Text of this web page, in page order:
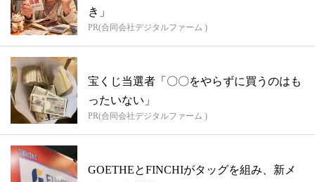
き」
PR(合同会社デジタルファーム )
宝くじ当選者「〇〇をやらずに買うのはも
ったいない」
PR(合同会社デジタルファーム )
GOETHEとFINCHIがタッグを組み、新メ